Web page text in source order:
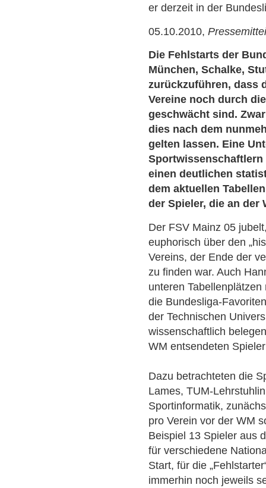
er derzeit in der
05.10.2010,
Die Fehlstarts der
München, Schalke,
zurückzuführen, dass
Vereine noch durch
geschwächt sind.
dies nach dem
gelten lassen. Eine
Sportwissenschaftlern
einen deutlichen
dem aktuellen
der Spieler, die an der
Der FSV Mainz 05
euphorisch über den
Vereins, der Ende der
zu finden war. Auch
unteren
die Bundesliga-
der Technischen
wissenschaftlich
WM entsendeten
Dazu betrachteten die
Lames, TUM-
Sportinformatik,
pro Verein vor der WM
Beispiel 13 Spieler aus
für verschiedene
Start, für die
immerhin noch jeweils